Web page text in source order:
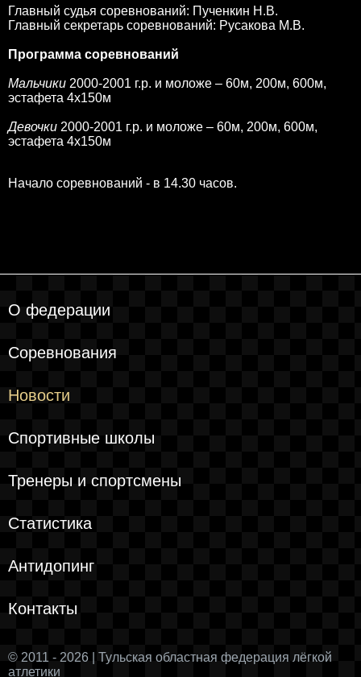
Главный судья соревнований: Пученкин Н.В.
Главный секретарь соревнований: Русакова М.В.
Программа соревнований
Мальчики 2000-2001 г.р. и моложе – 60м, 200м, 600м,
эстафета 4х150м
Девочки 2000-2001 г.р. и моложе – 60м, 200м, 600м,
эстафета 4х150м
Начало соревнований - в 14.30 часов.
О федерации
Соревнования
Новости
Спортивные школы
Тренеры и спортсмены
Статистика
Антидопинг
Контакты
© 2011 - 2026 | Тульская областная федерация лёгкой
атлетики